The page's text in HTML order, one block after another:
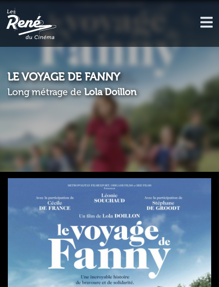
LE VOYAGE DE FANNY
Long métrage de Lola Doillon